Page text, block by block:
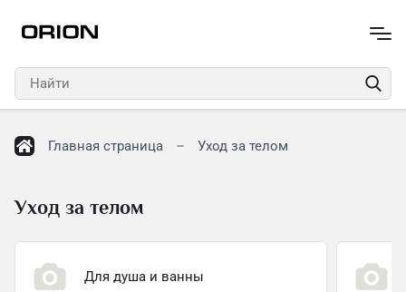
Главная страница Уход за телом
Уход за телом
Для душа и ванны